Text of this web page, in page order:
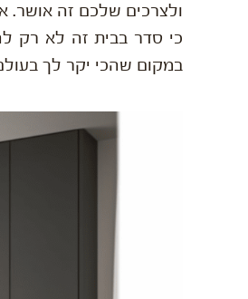
ולצרכים שלכם זה אושר.
כי סדר בבית זה לא רק
במקום שהכי יקר לך